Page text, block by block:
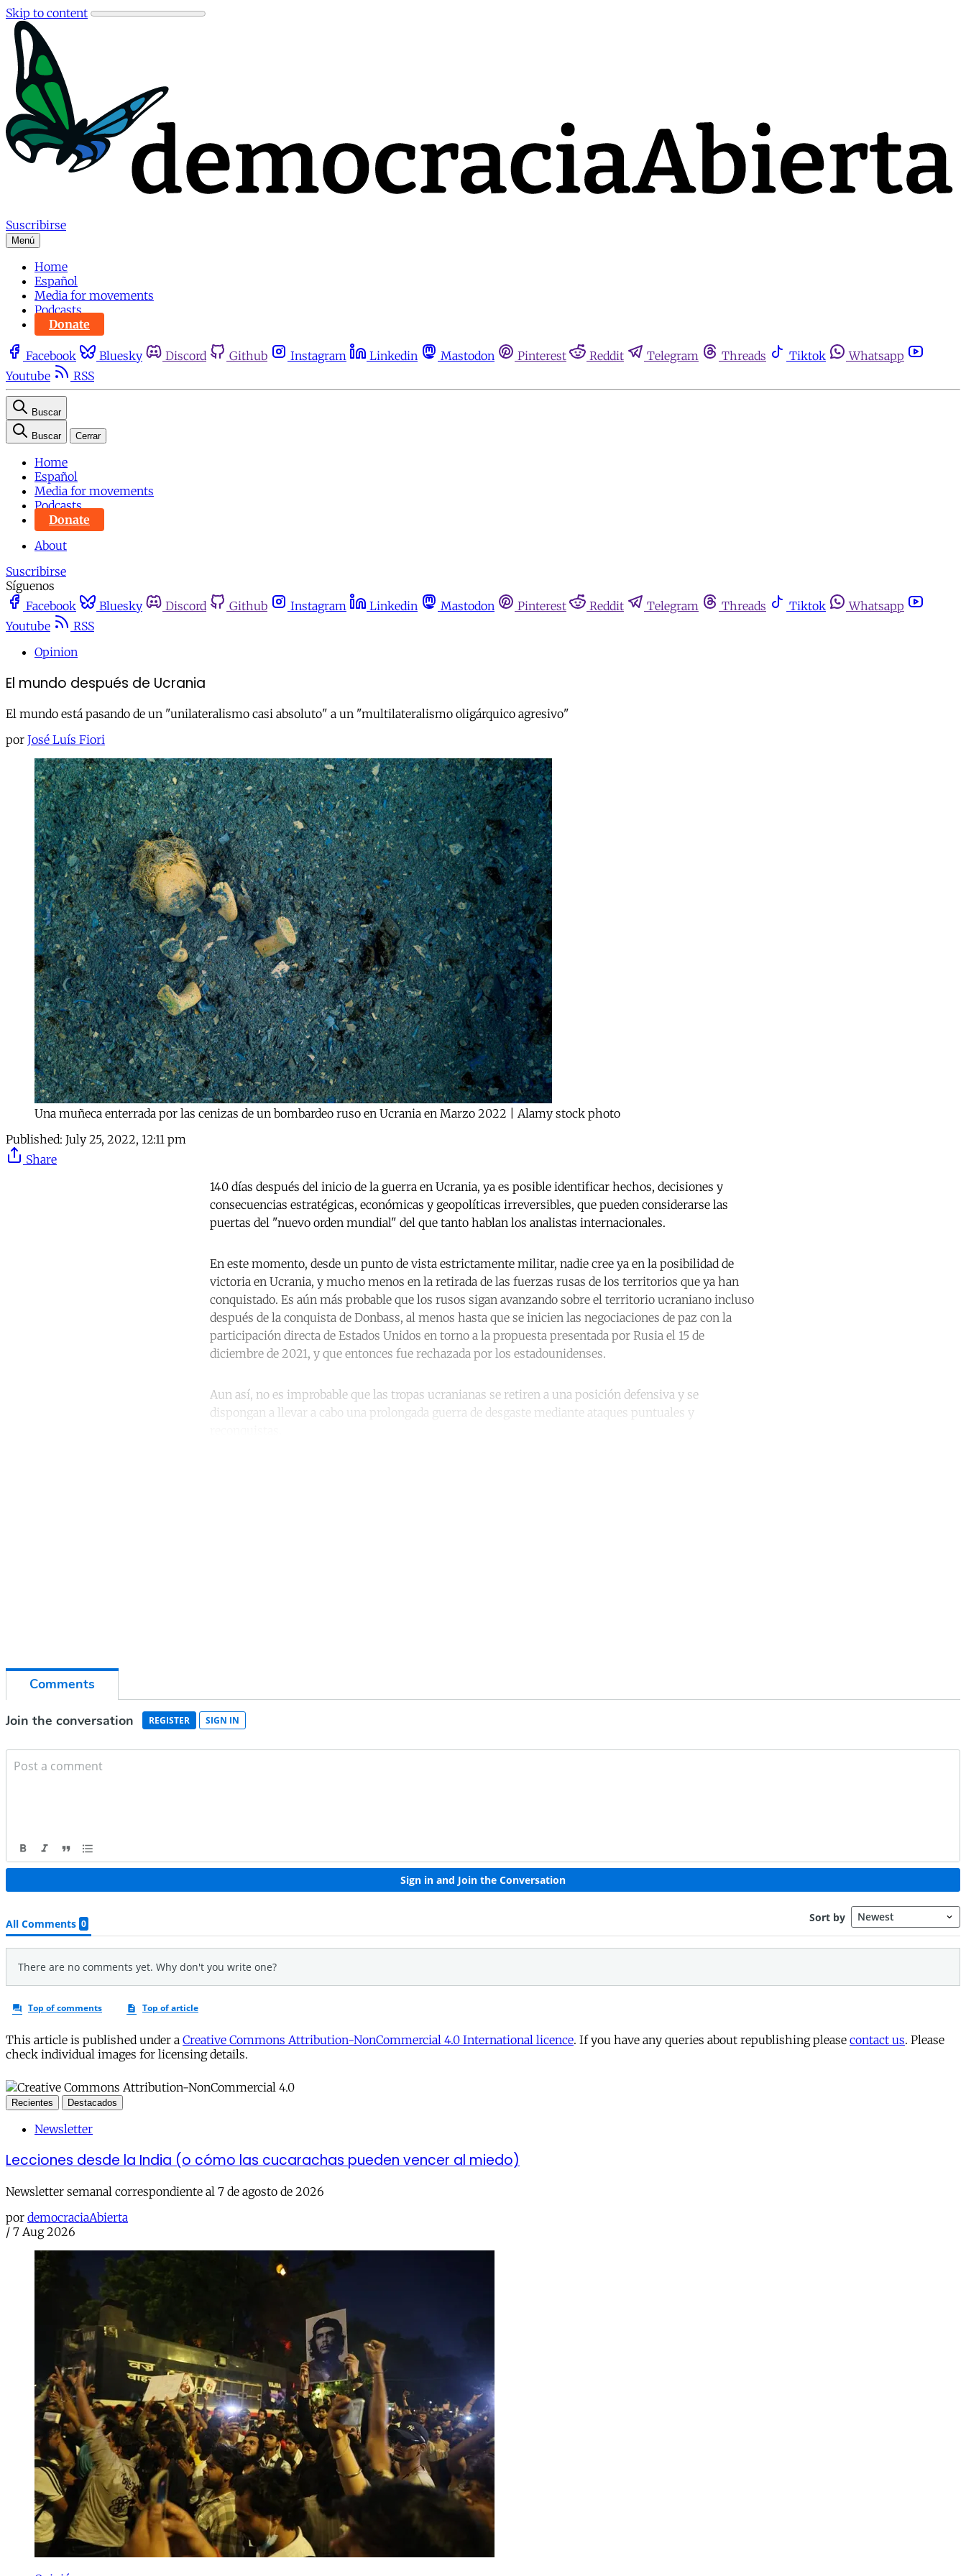
Skip to content
Suscribirse
Menú
Home
Español
Media for movements
Podcasts
Donate
Facebook Bluesky Discord Github Instagram Linkedin Mastodon Pinterest Reddit Telegram Threads Tiktok
Whatsapp
Youtube
RSS
Buscar
Buscar Cerrar
Home
Español
Media for movements
Podcasts
Donate
About
Suscribirse
Síguenos
Facebook
Bluesky Discord Github Instagram Linkedin Mastodon Pinterest Reddit Telegram Threads Tiktok
Whatsapp
Youtube
RSS
Opinion
El mundo después de Ucrania
El mundo está pasando de un "unilateralismo casi absoluto" a un "multilateralismo oligárquico agresivo"
por José Luís Fiori
Una muñeca enterrada por las cenizas de un bombardeo ruso en Ucrania en Marzo 2022 | Alamy stock photo
Published: July 25, 2022, 12:11 pm
Share
140 días después del inicio de la guerra en Ucrania, ya es posible identificar hechos, decisiones y
consecuencias estratégicas, económicas y geopolíticas irreversibles, que pueden considerarse las
puertas del "nuevo orden mundial" del que tanto hablan los analistas internacionales.
En este momento, desde un punto de vista estrictamente militar, nadie cree ya en la posibilidad de
victoria en Ucrania, y mucho menos en la retirada de las fuerzas rusas de los territorios que ya han
conquistado. Es aún más probable que los rusos sigan avanzando sobre el territorio ucraniano incluso
después de la conquista de Donbass, al menos hasta que se inicien las negociaciones de paz con la
participación directa de Estados Unidos en torno a la propuesta presentada por Rusia el 15 de
diciembre de 2021, y que entonces fue rechazada por los estadounidenses.
Aun así, no es improbable que las tropas ucranianas se retiren a una posición defensiva y se
dispongan a llevar a cabo una prolongada guerra de desgaste mediante ataques puntuales y
This article is published under a Creative Commons Attribution-NonCommercial 4.0 International licence. If you have any queries about republishing please contact us. Please
check individual images for licensing details.
Recientes Destacados
Newsletter
Lecciones desde la India (o cómo las cucarachas pueden vencer al miedo)
Newsletter semanal correspondiente al 7 de agosto de 2026
por democraciaAbierta
/ 7 Aug 2026